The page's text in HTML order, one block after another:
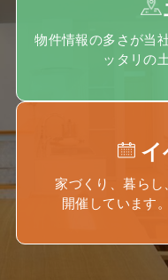
物件情報の多さが当
ッタリの
家づくり、暮ら
開催しています